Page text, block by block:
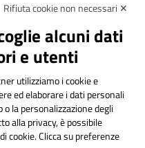
onlinePrivacy Policy
Note Legali
(TO) | P.E.O.:
Rifiuta cookie non necessari ✕
alcuni dati
e utenti
utilizziamo i cookie e
ed elaborare i dati personali
la personalizzazione degli
alla privacy, è possibile
cookie. Clicca su preferenze